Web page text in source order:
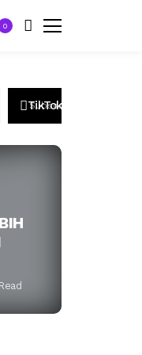
0
2.6kSubscribers
TikTok